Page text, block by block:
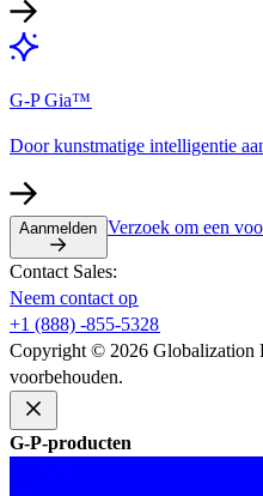
G-P Gia™​​
Door kunstmatige intelligentie
Aanmelden​​ Verzoek om een
Contact Sales:​​
Neem contact op​​
+1 (888) -855-5328​​
Copyright © 2026 Globalization
voorbehouden.​​
G-P-producten​​